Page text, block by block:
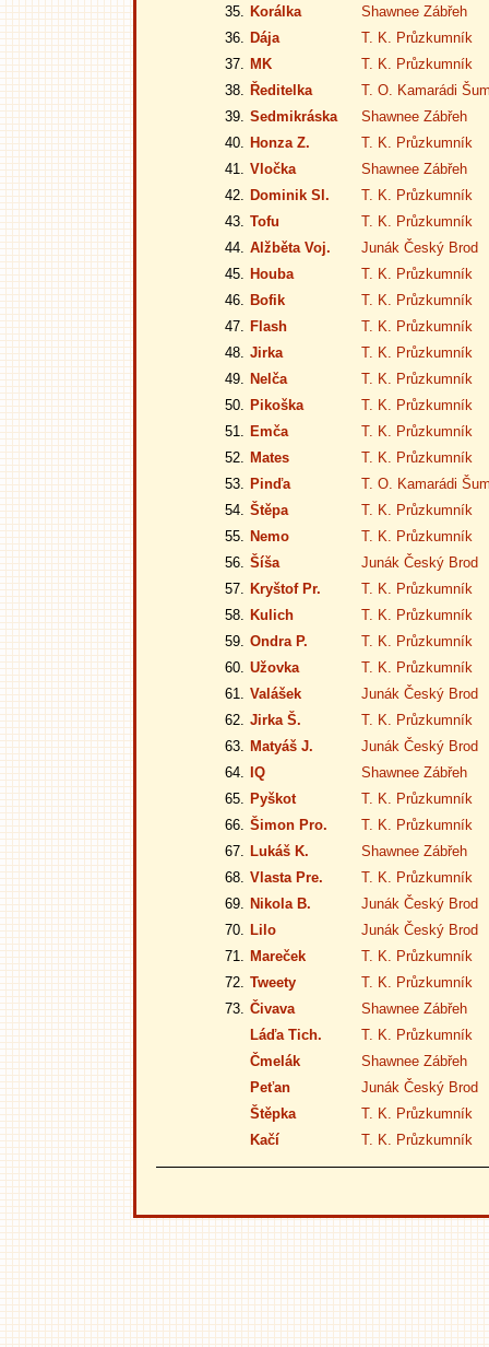
35. Korálka
Shawnee Zábřeh
36. Dája
T. K. Průzkumník
37. MK
T. K. Průzkumník
38. Ředitelka
T. O. Kamarádi
39. Sedmikráska
Shawnee Zábřeh
40. Honza Z.
T. K. Průzkumník
41. Vločka
Shawnee Zábřeh
42. Dominik Sl.
T. K. Průzkumník
43. Tofu
T. K. Průzkumník
44. Alžběta Voj.
Junák Český Brod
45. Houba
T. K. Průzkumník
46. Bofik
T. K. Průzkumník
47. Flash
T. K. Průzkumník
48. Jirka
T. K. Průzkumník
49. Nelča
T. K. Průzkumník
50. Pikoška
T. K. Průzkumník
51. Emča
T. K. Průzkumník
52. Mates
T. K. Průzkumník
53. Pinďa
T. O. Kamarádi
54. Štěpa
T. K. Průzkumník
55. Nemo
T. K. Průzkumník
56. Šíša
Junák Český Brod
57. Kryštof Pr.
T. K. Průzkumník
58. Kulich
T. K. Průzkumník
59. Ondra P.
T. K. Průzkumník
60. Užovka
T. K. Průzkumník
61. Valášek
Junák Český Brod
62. Jirka Š.
T. K. Průzkumník
63. Matyáš J.
Junák Český Brod
64.
IQ
Shawnee Zábřeh
65. Pyškot
T. K. Průzkumník
66. Šimon Pro.
T. K. Průzkumník
67. Lukáš K.
Shawnee Zábřeh
68. Vlasta Pre.
T. K. Průzkumník
69. Nikola B.
Junák Český Brod
70. Lilo
Junák Český Brod
71. Mareček
T. K. Průzkumník
72. Tweety
T. K. Průzkumník
73. Čivava
Shawnee Zábřeh
Láďa Tich.
T. K. Průzkumník
Čmelák
Shawnee Zábřeh
Peťan
Junák Český Brod
Štěpka
T. K. Průzkumník
Kačí
T. K. Průzkumník